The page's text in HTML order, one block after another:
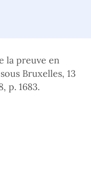
la preuve en
Bruxelles, 13
p. 1683.